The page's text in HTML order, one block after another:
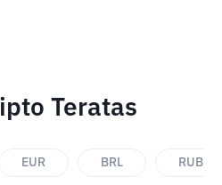
Teratas
EUR BRL RUB